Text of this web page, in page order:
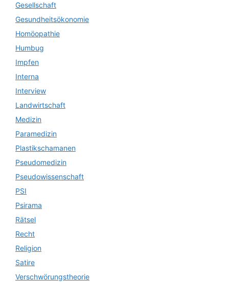
Gesellschaft
Gesundheitsökonomie
Homöopathie
Humbug
Impfen
Interna
Interview
Landwirtschaft
Medizin
Paramedizin
Plastikschamanen
Pseudomedizin
Pseudowissenschaft
PSI
Psirama
Rätsel
Recht
Religion
Satire
Verschwörungstheorie